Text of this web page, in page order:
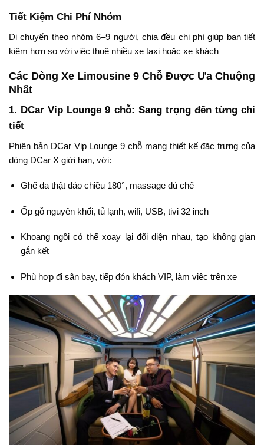
Tiết Kiệm Chi Phí Nhóm
Di chuyển theo nhóm 6–9 người, chia đều chi phí giúp bạn tiết
kiệm hơn so với việc thuê nhiều xe taxi hoặc xe khách
Các Dòng Xe Limousine 9 Chỗ Được Ưa Chuộng
Nhất
1. DCar Vip Lounge 9 chỗ: Sang trọng đến từng chi
tiết
Phiên bản DCar Vip Lounge 9 chỗ mang thiết kế đặc trưng của
dòng DCar X giới hạn, với:
Ghế da thật đảo chiều 180°, massage đủ chế
Ốp gỗ nguyên khối, tủ lạnh, wifi, USB, tivi 32 inch
Khoang ngồi có thể xoay lại đối diện nhau, tạo không gian
gắn kết
Phù hợp đi sân bay, tiếp đón khách VIP, làm việc trên xe